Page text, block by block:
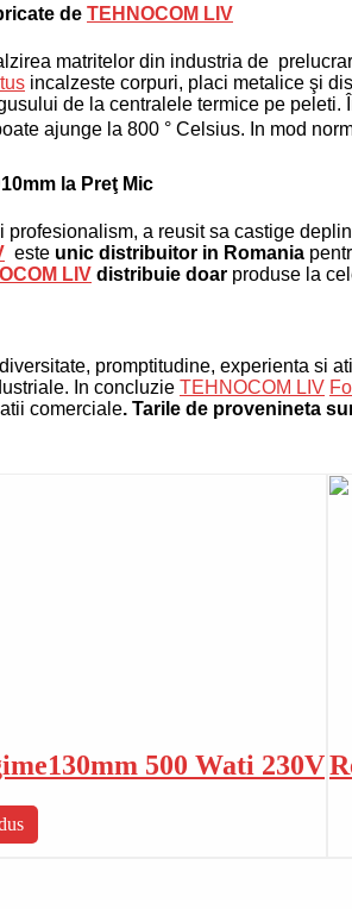
de TEHNOCOM LIV
matritelor din industria de
incalzeste corpuri, placi metalice şi
de la centralele termice pe peleti.
ajunge la 800 ° Celsius. In mod
la Preţ Mic
a reusit sa castige
este unic distribuitor in Romania
LIV distribuie doar produse la
promptitudine, experienta si
In concluzie TEHNOCOM LIV
comerciale. Tarile de provenineta
500 Wati 230V